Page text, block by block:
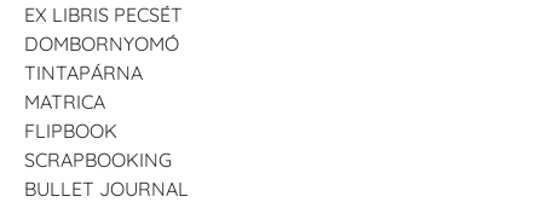
EX LIBRIS PECSÉT
DOMBORNYOMÓ
TINTAPÁRNA
MATRICA
FLIPBOOK
SCRAPBOOKING
BULLET JOURNAL